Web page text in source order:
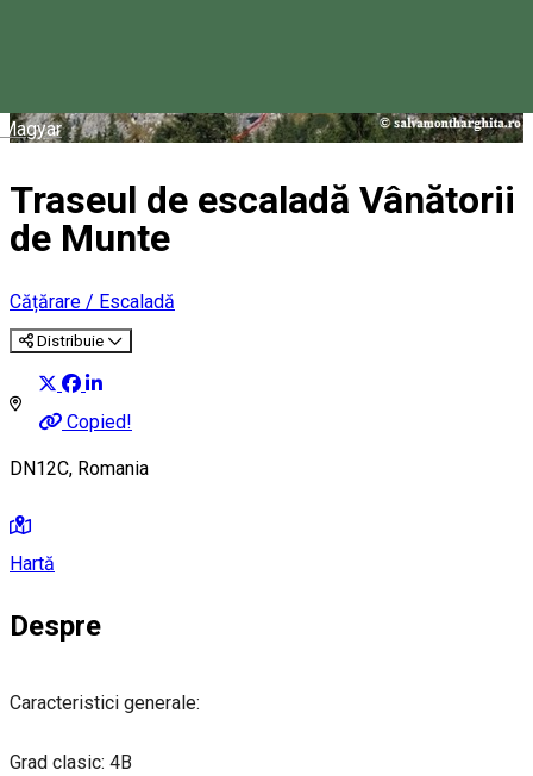
Magyar
Traseul de escaladă Vânătorii
de Munte
Cățărare / Escaladă
Distribuie
Copied!
DN12C, Romania
Hartă
Despre
Caracteristici generale:
Grad clasic: 4B